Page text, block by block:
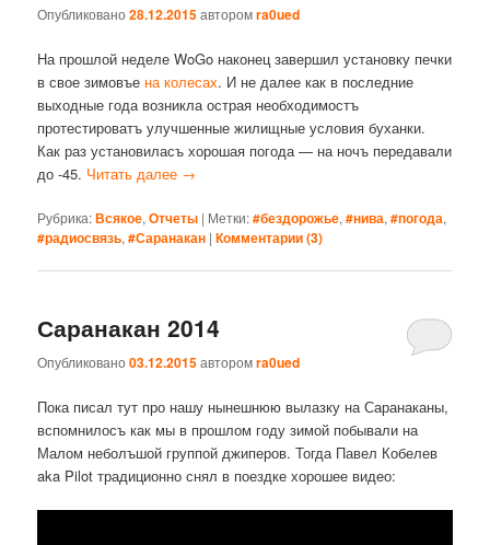
Опубликовано28.12.2015авторомra0ued
На прошлой неделе WoGo наконец завершил установку печки
в свое зимовъена колесах. И не далее как в последние
выходные года возникла острая необходимостъ
протестироватъ улучшенные жилищные условия буханки.
Как раз установиласъ хорошая погода — на ночъ передавали
до -45. Читать далее →
Рубрика:Всякое,Отчеты | Метки:#бездорожье,#нива,#погода,
#радиосвязь,#Саранакан |Комментарии (3)
Саранакан 2014
Опубликовано03.12.2015авторомra0ued
Пока писал тут про нашу нынешнюю вылазку на Саранаканы,
вспомнилосъ как мы в прошлом году зимой побывали на
Малом неболъшой группой джиперов. Тогда Павел Кобелев
aka Pilot традиционно снял в поездке хорошее видео: